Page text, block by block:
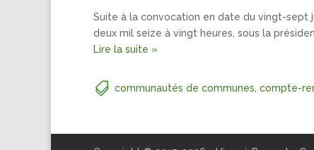
Suite à la convocation en date du vingt-sept
deux mil seize à vingt heures, sous la
Lire la suite »
communautés de communes compte-